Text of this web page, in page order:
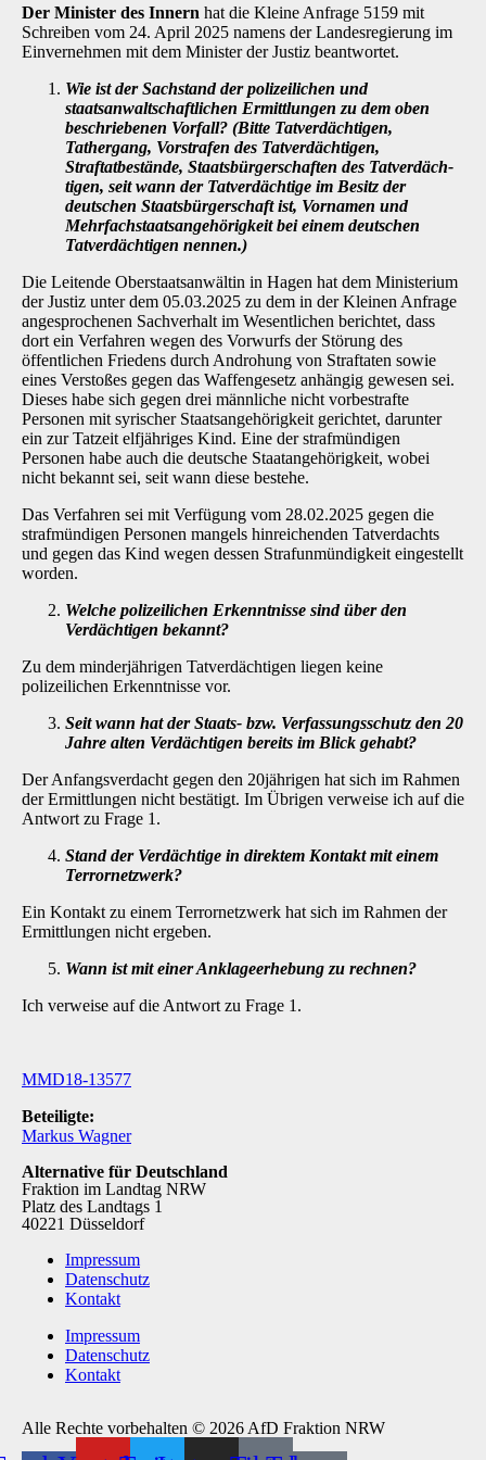
Der Minister des Innern hat die Kleine Anfrage 5159 mit
Schreiben vom 24. April 2025 namens der Landesregierung im
Einvernehmen mit dem Minister der Justiz beantwortet.
Wie ist der Sachstand der polizeilichen und
staatsanwaltschaftlichen Ermittlungen zu dem oben
beschriebenen Vorfall? (Bitte Tatverdächtigen,
Tathergang, Vorstra­fen des Tatverdächtigen,
Straftatbestände, Staatsbürgerschaften des Tatverdäch­
tigen, seit wann der Tatverdächtige im Besitz der
deutschen Staatsbürgerschaft ist, Vornamen und
Mehrfachstaatsangehörigkeit bei einem deutschen
Tatverdäch­tigen nennen.)
Die Leitende Oberstaatsanwältin in Hagen hat dem Ministerium
der Justiz unter dem 05.03.2025 zu dem in der Kleinen Anfrage
angesprochenen Sachverhalt im Wesentlichen be­richtet, dass
dort ein Verfahren wegen des Vorwurfs der Störung des
öffentlichen Friedens durch Androhung von Straftaten sowie
eines Verstoßes gegen das Waffengesetz anhängig gewesen sei.
Dieses habe sich gegen drei männliche nicht vorbestrafte
Personen mit syrischer Staatsangehörigkeit gerichtet, darunter
ein zur Tatzeit elfjähriges Kind. Eine der strafmündigen
Personen habe auch die deutsche Staatangehörigkeit, wobei
nicht bekannt sei, seit wann diese bestehe.
Das Verfahren sei mit Verfügung vom 28.02.2025 gegen die
strafmündigen Personen mangels hinreichenden Tatverdachts
und gegen das Kind wegen dessen Strafunmündigkeit eingestellt
worden.
Welche polizeilichen Erkenntnisse sind über den
Verdächtigen bekannt?
Zu dem minderjährigen Tatverdächtigen liegen keine
polizeilichen Erkenntnisse vor.
Seit wann hat der Staats- bzw. Verfassungsschutz den 20
Jahre alten Verdächti­gen bereits im Blick gehabt?
Der Anfangsverdacht gegen den 20jährigen hat sich im Rahmen
der Ermittlungen nicht bestä­tigt. Im Übrigen verweise ich auf die
Antwort zu Frage 1.
Stand der Verdächtige in direktem Kontakt mit einem
Terrornetzwerk?
Ein Kontakt zu einem Terrornetzwerk hat sich im Rahmen der
Ermittlungen nicht ergeben.
Wann ist mit einer Anklageerhebung zu rechnen?
Ich verweise auf die Antwort zu Frage 1.
MMD18-13577
Beteiligte:
Markus Wagner
Alternative für Deutschland
Fraktion im Landtag NRW
Platz des Landtags 1
40221 Düsseldorf
Impressum
Datenschutz
Kontakt
Impressum
Datenschutz
Kontakt
Alle Rechte vorbehalten © 2026 AfD Fraktion NRW